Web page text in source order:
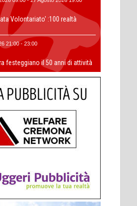
Volontariato' :100 realtà
21:00 - 23:00
festeggiano il 50 anni di attività